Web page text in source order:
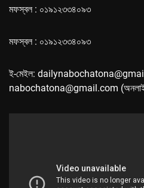
মফস্বল : ০১৯১২৩৩৪০৯৩
মফস্বল : ০১৯১২৩৩৪০৯৩
ই-মেইল:
nabochatona@gmail.com